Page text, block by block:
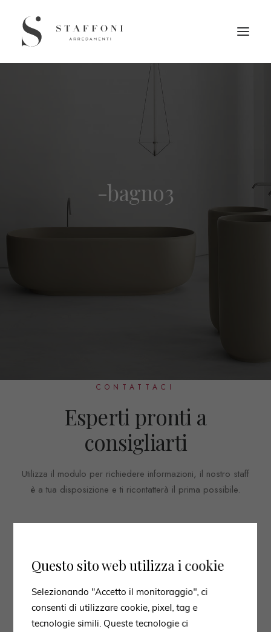
-bagno3
CONTATTACI
Esperti pronti a
consigliarti
Utilizza il modulo per richiedere informazioni, il nostro staff
è a tua disposizione e ti ricontatterà il prima possibile.
Questo sito web utilizza i cookie
Selezionando "Accetto il monitoraggio", ci
consenti di utilizzare cookie, pixel, tag e
tecnologie simili. Queste tecnologie ci